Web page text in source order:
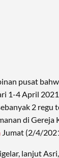
pusat
1-4 April
2
di Gereja
Jumat (2/4/
lanjut